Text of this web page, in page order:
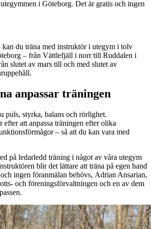
i Göteborg. Det är gratis och ingen
du träna med instruktör i utegym i tolv
– från Vättlefjäll i norr till Ruddalen i
slutet av mars till och med slutet av
anpassar träningen
puls, styrka, balans och rörlighet.
efter att anpassa träningen efter olika
– så att du kan vara med
på ledarledd träning i något av våra utegym
blir det lättare att träna på egen hand
och ingen föranmälan behövs, Adrian Ansarian,
och föreningsförvaltningen och en av dem